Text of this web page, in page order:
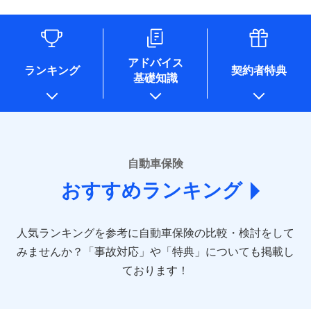
情報を取引のある他の保険会社の商品・サービスをご提案す
るために利用させていただくことがあります。）
各種セミナーの開催のため
コンサルティングサービスの実施のため
アンケートやキャンペーン等の実施のため
上記に係る案内・手続き・管理等付帯業務を行うため
* 当社が委託を受けている保険会社の情報は、保険会社のホ
ームページに掲載しておりますので、ご確認ください。
あいおいニッセイ同和損害保険株式会社
(https://www.aioinissaydowa.co.jp/)
アクサ損害保険株式会社 (https://www.axa-
direct.co.jp/)
sompo.co.jp/)
東京海上ダイレクト損害保険株式会社 (https://www.e-
AIG損害保険株式会社 (https://www.aig.co.jp/sonpo)
ランキング
アドバイス
基礎知識
契約者特典
自動車保険
おすすめランキング
人気ランキングを参考に自動車保険の比較・検討をして
みませんか？
「事故対応」や「特典」についても掲載し
ております！